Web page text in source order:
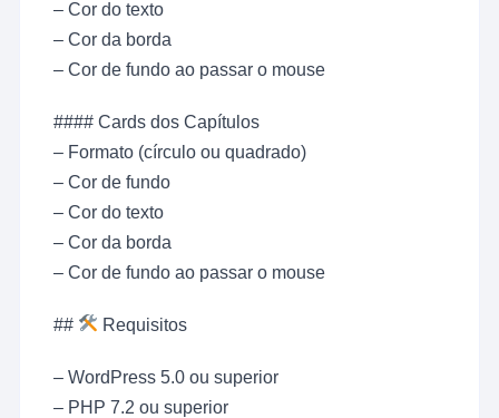
– Cor do texto
– Cor da borda
– Cor de fundo ao passar o mouse
#### Cards dos Capítulos
– Formato (círculo ou quadrado)
– Cor de fundo
– Cor do texto
– Cor da borda
– Cor de fundo ao passar o mouse
## Requisitos
– WordPress 5.0 ou superior
– PHP 7.2 ou superior